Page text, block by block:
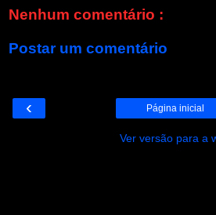
Nenhum comentário :
Postar um comentário
‹ Página inicial
Ver versão para a